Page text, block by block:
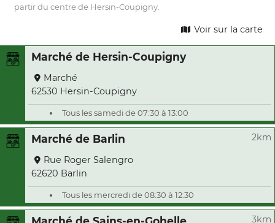
partir du centre de Hersin-Coupigny.
Voir sur la carte
Marché de Hersin-Coupigny
Marché
62530 Hersin-Coupigny
Tous les samedi de 07:30 à 13:00
Marché de Barlin 2km
Rue Roger Salengro
62620 Barlin
Tous les mercredi de 08:30 à 12:30
3km